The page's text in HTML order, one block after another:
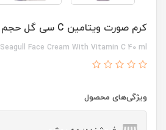
کرم صورت ویتامین C سی گل حجم 40 میلی لیتر
Seagull Face Cream With Vitamin C 40 ml
ویژگی‌های محصول